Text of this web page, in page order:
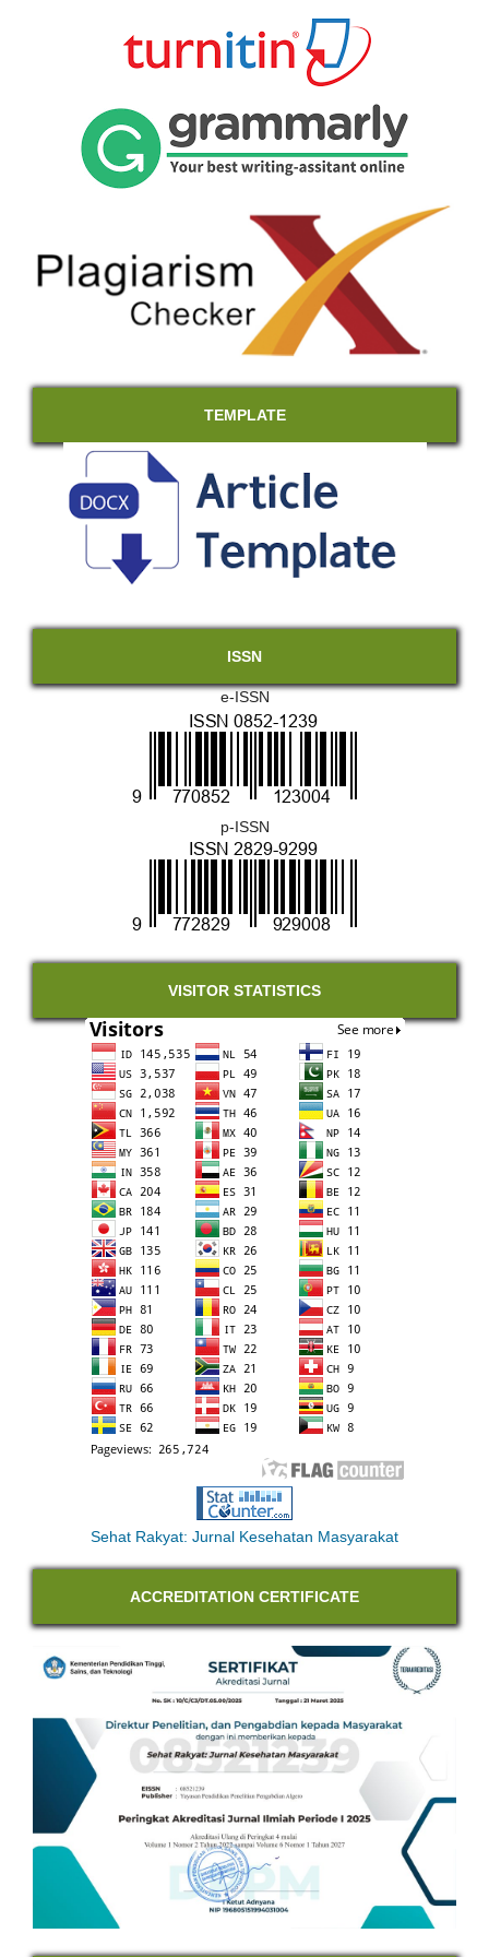
TEMPLATE
ISSN
e-ISSN
p-ISSN
VISITOR STATISTICS
Sehat Rakyat: Jurnal Kesehatan Masyarakat
ACCREDITATION CERTIFICATE